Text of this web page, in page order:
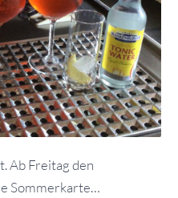
Ab Freitag den
Sommerkarte…